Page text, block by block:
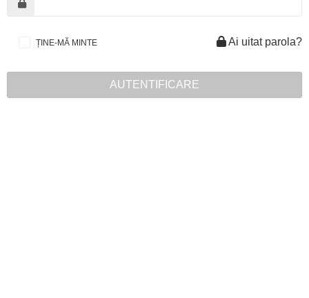
ȚINE-MĂ MINTE Ai uitat parola?
AUTENTIFICARE